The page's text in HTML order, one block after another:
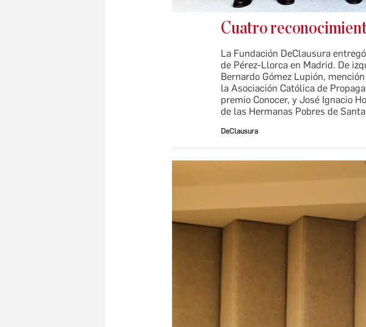
Cuatro
La Fundación DeClausura
de Pérez-Llorca en Madrid. De
Bernardo Gómez Lupión,
la Asociación Católica de
premio Conocer, y José Ignacio
de las Hermanas Pobres de
DeClausura